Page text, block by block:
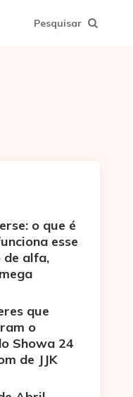
Pesquisar
o que é
esse
de alfa,
que
o
Showa 24
de JJK